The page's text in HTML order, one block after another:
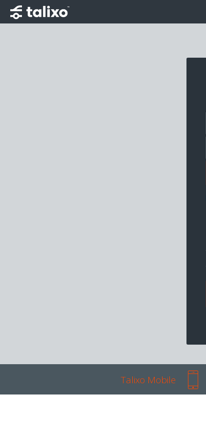
Talixo Mobile